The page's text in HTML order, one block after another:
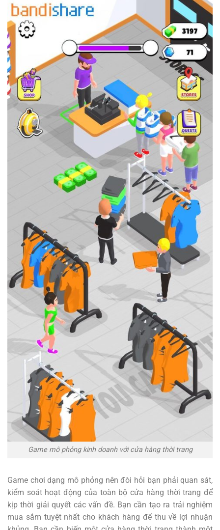
Game mô phỏng kinh doanh với cửa hàng thời trang
Game chơi dạng mô phỏng nên đòi hỏi bạn phải quan sát,
kiểm soát hoạt động của toàn bộ cửa hàng thời trang để
kịp thời giải quyết các vấn đề. Bạn cần tạo ra trải nghiệm
mua sắm tuyệt nhất cho khách hàng để thu về lợi nhuận